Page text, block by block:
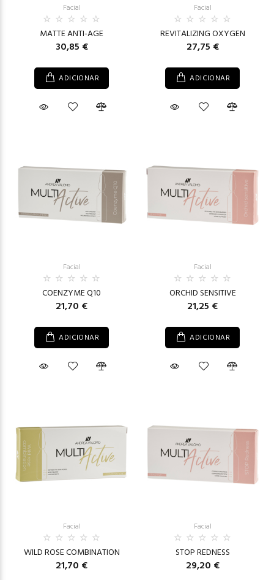
Facial
MATTE ANTI-AGE
30,85 €
ADICIONAR
Facial
REVITALIZING OXYGEN
27,75 €
ADICIONAR
Facial
COENZYME Q10
21,70 €
ADICIONAR
Facial
ORCHID SENSITIVE
21,25 €
ADICIONAR
Facial
WILD ROSE COMBINATION
21,70 €
Facial
STOP REDNESS
29,20 €